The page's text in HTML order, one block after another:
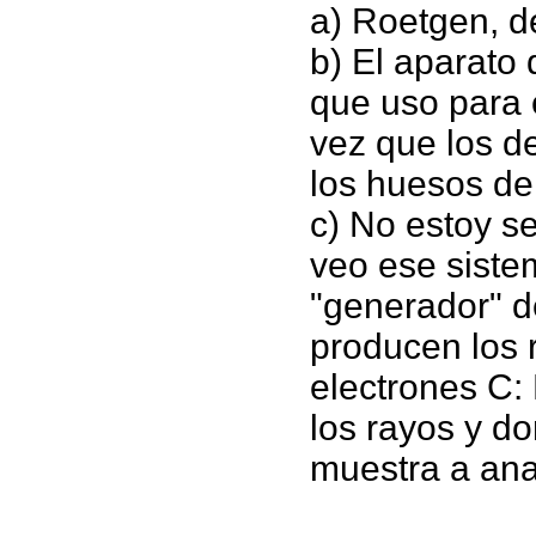
a) Roetgen,
b) El aparato
que uso para
vez que los
los huesos
c) No estoy
veo ese
"generador"
producen los
electrones
los rayos y
muestra a